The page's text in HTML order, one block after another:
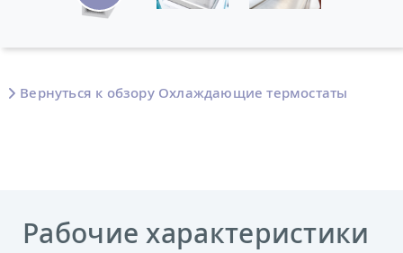
Вернуться к обзору Охлаждающие термостаты
Рабочие характеристики